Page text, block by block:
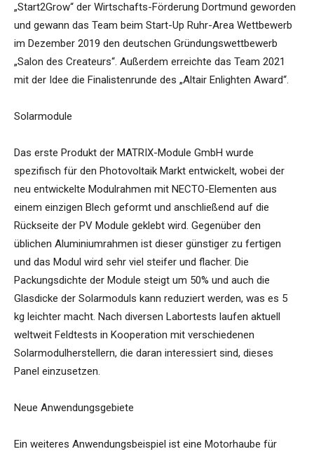
„Start2Grow“ der Wirtschafts-Förderung Dortmund geworden
und gewann das Team beim Start-Up Ruhr-Area Wettbewerb
im Dezember 2019 den deutschen Gründungswettbewerb
„Salon des Createurs“. Außerdem erreichte das Team 2021
mit der Idee die Finalistenrunde des „Altair Enlighten Award“.
Solarmodule
Das erste Produkt der MATRIX-Module GmbH wurde
spezifisch für den Photovoltaik Markt entwickelt, wobei der
neu entwickelte Modulrahmen mit NECTO-Elementen aus
einem einzigen Blech geformt und anschließend auf die
Rückseite der PV Module geklebt wird. Gegenüber den
üblichen Aluminiumrahmen ist dieser günstiger zu fertigen
und das Modul wird sehr viel steifer und flacher. Die
Packungsdichte der Module steigt um 50% und auch die
Glasdicke der Solarmoduls kann reduziert werden, was es 5
kg leichter macht. Nach diversen Labortests laufen aktuell
weltweit Feldtests in Kooperation mit verschiedenen
Solarmodulherstellern, die daran interessiert sind, dieses
Panel einzusetzen.
Neue Anwendungsgebiete
Ein weiteres Anwendungsbeispiel ist eine Motorhaube für